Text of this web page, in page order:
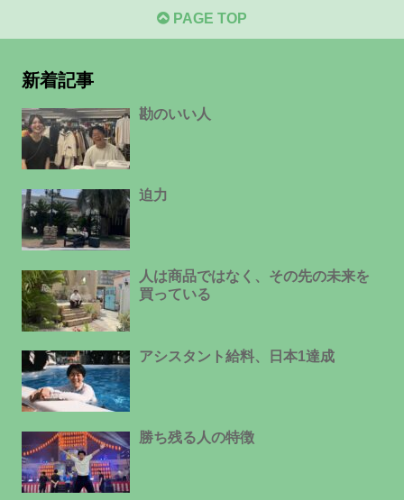
PAGE TOP
新着記事
勘のいい人
迫力
人は商品ではなく、その先の未来を
買っている
アシスタント給料、日本1達成
勝ち残る人の特徴